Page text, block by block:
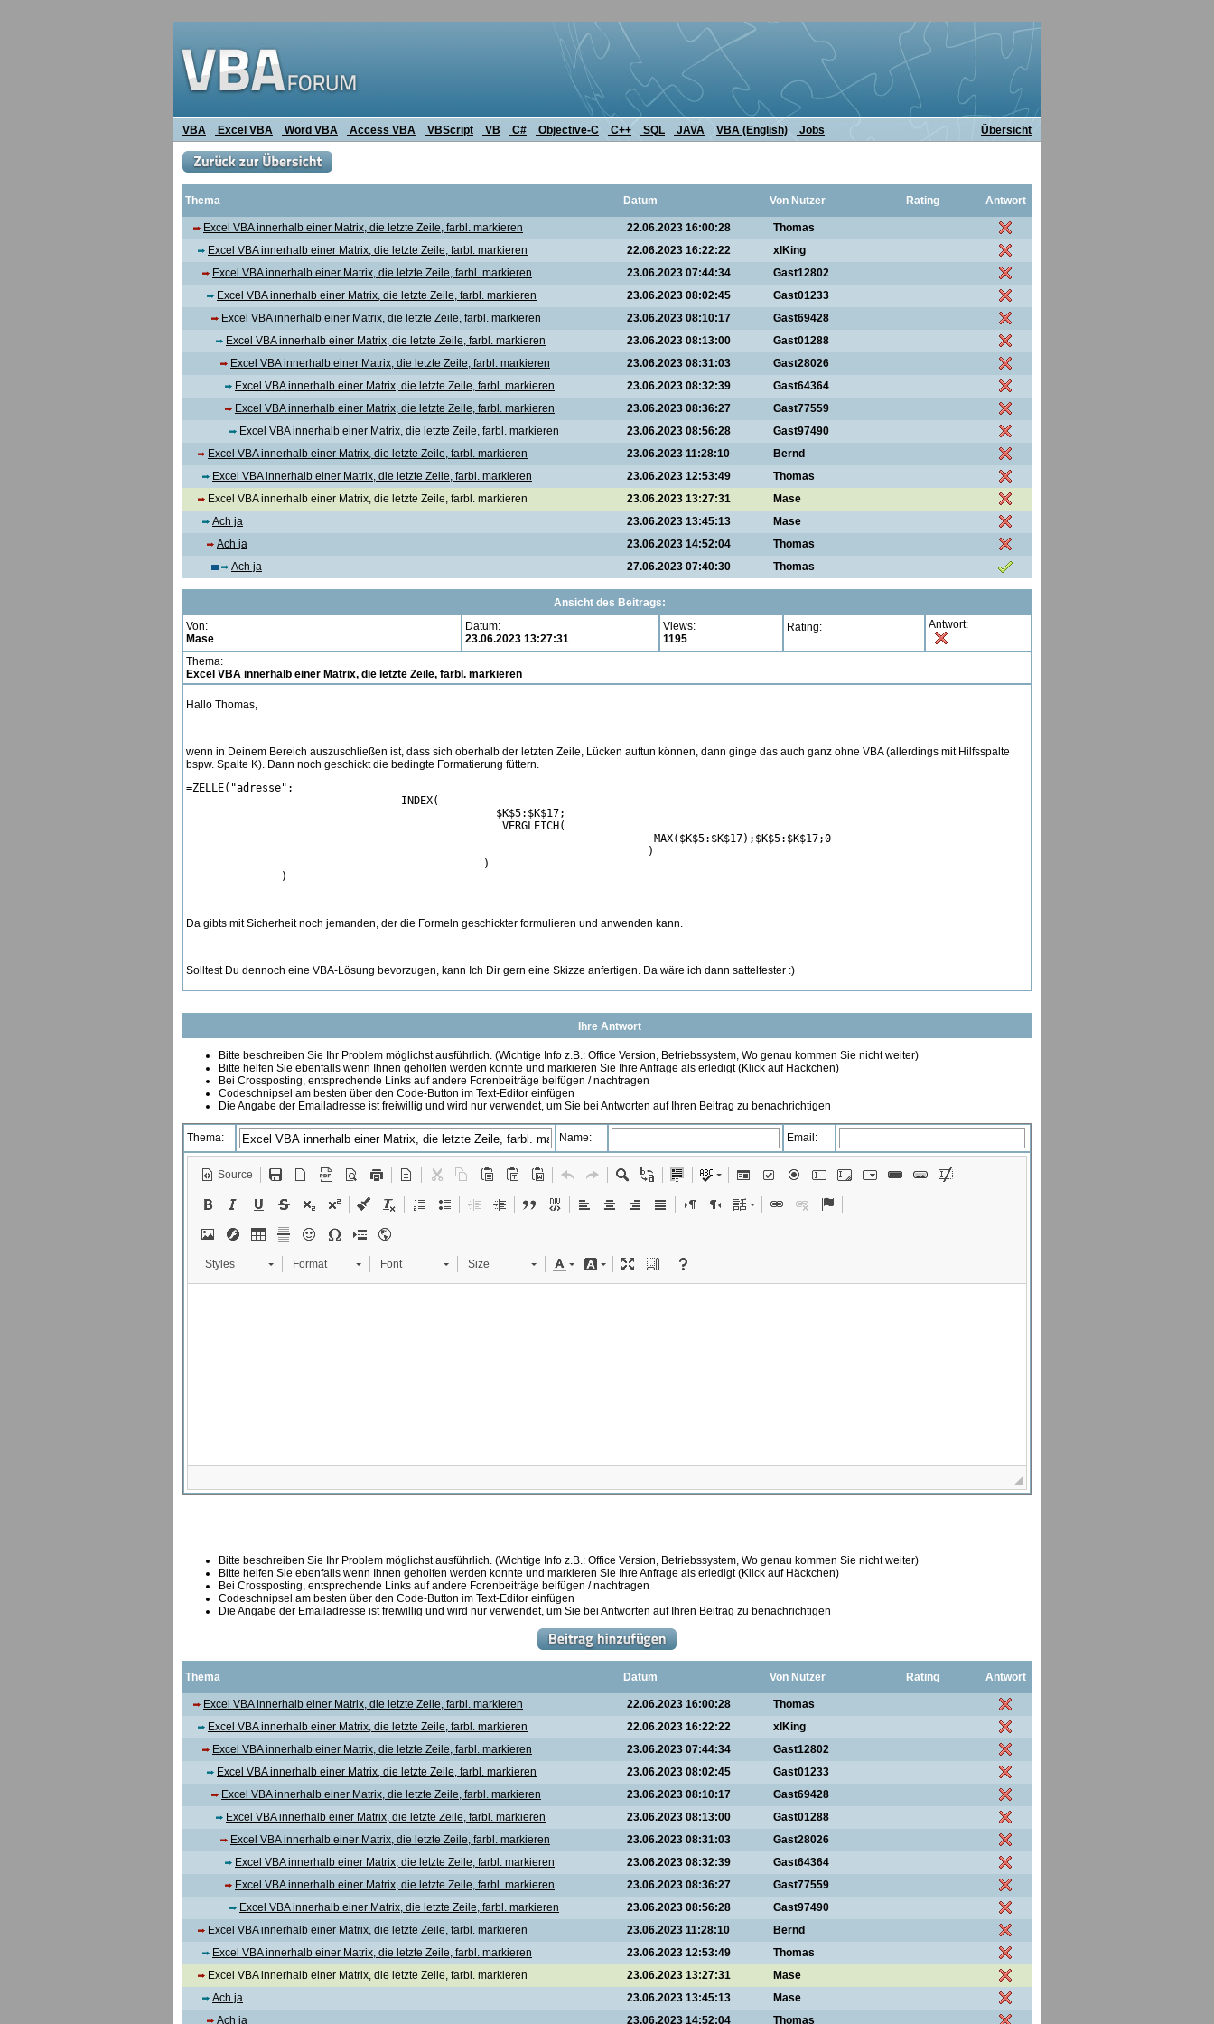
VBA Excel VBA Word VBA Access VBA VBScript VB C# Objective-C C++ SQL JAVA VBA (English) Jobs Übersicht
Thema Datum Von Nutzer Rating Antwort
Excel VBA innerhalb einer Matrix, die letzte Zeile, farbl. markieren 22.06.2023 16:00:28
Thomas
Excel VBA innerhalb einer Matrix, die letzte Zeile, farbl. markieren
22.06.2023 16:22:22
xlKing
Excel VBA innerhalb einer Matrix, die letzte Zeile, farbl. markieren
23.06.2023 07:44:34
Gast12802
Excel VBA innerhalb einer Matrix, die letzte Zeile, farbl. markieren
23.06.2023 08:02:45
Gast01233
Excel VBA innerhalb einer Matrix, die letzte Zeile, farbl. markieren
23.06.2023 08:10:17
Gast69428
Excel VBA innerhalb einer Matrix, die letzte Zeile, farbl. markieren
23.06.2023 08:13:00
Gast01288
Excel VBA innerhalb einer Matrix, die letzte Zeile, farbl. markieren
23.06.2023 08:31:03
Gast28026
Excel VBA innerhalb einer Matrix, die letzte Zeile, farbl. markieren
23.06.2023 08:32:39
Gast64364
Excel VBA innerhalb einer Matrix, die letzte Zeile, farbl. markieren
23.06.2023 08:36:27
Gast77559
Excel VBA innerhalb einer Matrix, die letzte Zeile, farbl. markieren
23.06.2023 08:56:28
Gast97490
Excel VBA innerhalb einer Matrix, die letzte Zeile, farbl. markieren
23.06.2023 11:28:10
Bernd
Excel VBA innerhalb einer Matrix, die letzte Zeile, farbl. markieren
23.06.2023 12:53:49
Thomas
Excel VBA innerhalb einer Matrix, die letzte Zeile, farbl. markieren
23.06.2023 13:27:31
Mase
Ach ja
23.06.2023 13:45:13
Mase
Ach ja
23.06.2023 14:52:04
Thomas
Ach ja
27.06.2023 07:40:30 Thomas
Ansicht des Beitrags:
Von:
Mase
Datum:
23.06.2023 13:27:31
Views:
1195
Rating: Antwort:
Thema:
Excel VBA innerhalb einer Matrix, die letzte Zeile, farbl. markieren
Hallo Thomas,
wenn in Deinem Bereich auszuschließen ist, dass sich oberhalb der letzten Zeile, Lücken auftun können, dann ginge das auch ganz ohne VBA (allerdings mit Hilfsspalte
bspw. Spalte K). Dann noch geschickt die bedingte Formatierung füttern.
=ZELLE("adresse";
                                  INDEX(
                                                 $K$5:$K$17;
                                                  VERGLEICH(
                                                                          MAX($K$5:$K$17);$K$5:$K$17;0
                                                                         )
                                               )
               )
Da gibts mit Sicherheit noch jemanden, der die Formeln geschickter formulieren und anwenden kann.
Solltest Du dennoch eine VBA-Lösung bevorzugen, kann Ich Dir gern eine Skizze anfertigen. Da wäre ich dann sattelfester :)
Ihre Antwort
Bitte beschreiben Sie Ihr Problem möglichst ausführlich. (Wichtige Info z.B.: Office Version, Betriebssystem, Wo genau kommen Sie nicht weiter)
Bitte helfen Sie ebenfalls wenn Ihnen geholfen werden konnte und markieren Sie Ihre Anfrage als erledigt (Klick auf Häckchen)
Bei Crossposting, entsprechende Links auf andere Forenbeiträge beifügen / nachtragen
Codeschnipsel am besten über den Code-Button im Text-Editor einfügen
Die Angabe der Emailadresse ist freiwillig und wird nur verwendet, um Sie bei Antworten auf Ihren Beitrag zu benachrichtigen
Thema: Name: Email:
Source
Styles Format Font Size
Bitte beschreiben Sie Ihr Problem möglichst ausführlich. (Wichtige Info z.B.: Office Version, Betriebssystem, Wo genau kommen Sie nicht weiter)
Bitte helfen Sie ebenfalls wenn Ihnen geholfen werden konnte und markieren Sie Ihre Anfrage als erledigt (Klick auf Häckchen)
Bei Crossposting, entsprechende Links auf andere Forenbeiträge beifügen / nachtragen
Codeschnipsel am besten über den Code-Button im Text-Editor einfügen
Die Angabe der Emailadresse ist freiwillig und wird nur verwendet, um Sie bei Antworten auf Ihren Beitrag zu benachrichtigen
Thema Datum Von Nutzer Rating Antwort
Excel VBA innerhalb einer Matrix, die letzte Zeile, farbl. markieren 22.06.2023 16:00:28
Thomas
Excel VBA innerhalb einer Matrix, die letzte Zeile, farbl. markieren
22.06.2023 16:22:22
xlKing
Excel VBA innerhalb einer Matrix, die letzte Zeile, farbl. markieren
23.06.2023 07:44:34
Gast12802
Excel VBA innerhalb einer Matrix, die letzte Zeile, farbl. markieren
23.06.2023 08:02:45
Gast01233
Excel VBA innerhalb einer Matrix, die letzte Zeile, farbl. markieren
23.06.2023 08:10:17
Gast69428
Excel VBA innerhalb einer Matrix, die letzte Zeile, farbl. markieren
23.06.2023 08:13:00
Gast01288
Excel VBA innerhalb einer Matrix, die letzte Zeile, farbl. markieren
23.06.2023 08:31:03
Gast28026
Excel VBA innerhalb einer Matrix, die letzte Zeile, farbl. markieren
23.06.2023 08:32:39
Gast64364
Excel VBA innerhalb einer Matrix, die letzte Zeile, farbl. markieren
23.06.2023 08:36:27
Gast77559
Excel VBA innerhalb einer Matrix, die letzte Zeile, farbl. markieren
23.06.2023 08:56:28
Gast97490
Excel VBA innerhalb einer Matrix, die letzte Zeile, farbl. markieren
23.06.2023 11:28:10
Bernd
Excel VBA innerhalb einer Matrix, die letzte Zeile, farbl. markieren
23.06.2023 12:53:49
Thomas
Excel VBA innerhalb einer Matrix, die letzte Zeile, farbl. markieren
23.06.2023 13:27:31
Mase
Ach ja
23.06.2023 13:45:13
Mase
Ach ja
23.06.2023 14:52:04 Thomas